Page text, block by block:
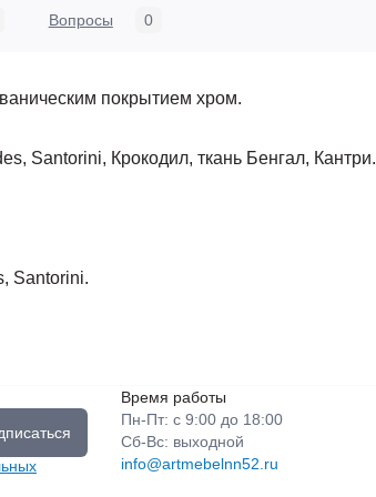
Вопросы 0
покрытием хром.
Santorini, Крокодил, ткань Бенгал, Кантри.
Santorini.
Время работы
Пн-Пт: с 9:00 до 18:00
Сб-Вс: выходной
info@artmebelnn52.ru